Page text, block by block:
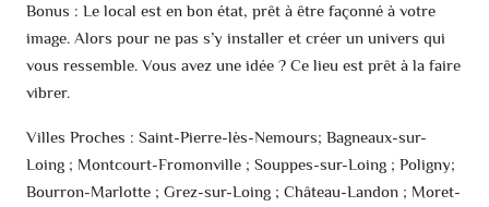
Bonus : Le local est en bon état, prêt à être façonné à votre
image. Alors pour ne pas s’y installer et créer un univers qui
vous ressemble. Vous avez une idée ? Ce lieu est prêt à la faire
vibrer.
Villes Proches : Saint-Pierre-lès-Nemours; Bagneaux-sur-
Loing ; Montcourt-Fromonville ; Souppes-sur-Loing ; Poligny;
Bourron-Marlotte ; Grez-sur-Loing ; Château-Landon ; Moret-